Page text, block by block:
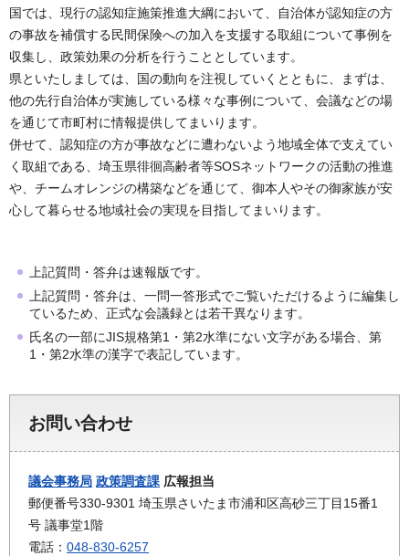
国では、現行の認知症施策推進大綱において、自治体が認知症の方
の事故を補償する民間保険への加入を支援する取組について事例を
収集し、政策効果の分析を行うこととしています。
県といたしましては、国の動向を注視していくとともに、まずは、
他の先行自治体が実施している様々な事例について、会議などの場
を通じて市町村に情報提供してまいります。
併せて、認知症の方が事故などに遭わないよう地域全体で支えてい
く取組である、埼玉県徘徊高齢者等SOSネットワークの活動の推進
や、チームオレンジの構築などを通じて、御本人やその御家族が安
心して暮らせる地域社会の実現を目指してまいります。
上記質問・答弁は速報版です。
上記質問・答弁は、一問一答形式でご覧いただけるように編集し
ているため、正式な会議録とは若干異なります。
氏名の一部にJIS規格第1・第2水準にない文字がある場合、第
1・第2水準の漢字で表記しています。
お問い合わせ
議会事務局 政策調査課 広報担当
郵便番号330-9301 埼玉県さいたま市浦和区高砂三丁目15番1
号 議事堂1階
電話： 048-830-6257